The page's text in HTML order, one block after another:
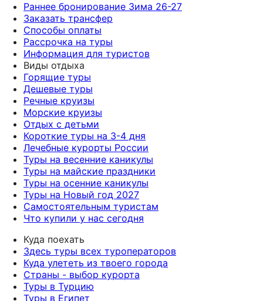
Раннее бронирование Зима 26-27
Заказать трансфер
Способы оплаты
Рассрочка на туры
Информация для туристов
Виды отдыха
Горящие туры
Дешевые туры
Речные круизы
Морские круизы
Отдых с детьми
Короткие туры на 3-4 дня
Лечебные курорты России
Туры на весенние каникулы
Туры на майские праздники
Туры на осенние каникулы
Туры на Новый год 2027
Самостоятельным туристам
Что купили у нас сегодня
Куда поехать
Здесь туры всех туроператоров
Куда улететь из твоего города
Страны - выбор курорта
Туры в Турцию
Туры в Египет